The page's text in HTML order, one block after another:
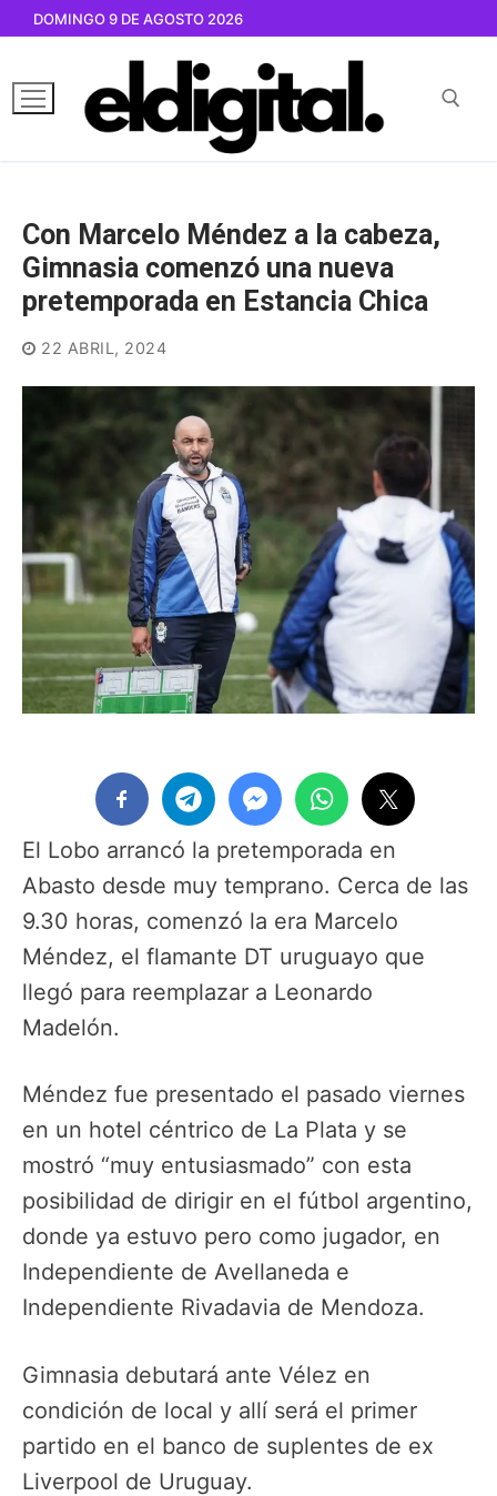
contenido
DOMINGO 9 DE AGOSTO 2026
Con Marcelo Méndez a la cabeza,
Gimnasia comenzó una nueva
pretemporada en Estancia Chica
22 ABRIL, 2024
El Lobo arrancó la pretemporada en
Abasto desde muy temprano. Cerca de las
9.30 horas, comenzó la era Marcelo
Méndez, el flamante DT uruguayo que
llegó para reemplazar a Leonardo
Madelón.
Méndez fue presentado el pasado viernes
en un hotel céntrico de La Plata y se
mostró “muy entusiasmado” con esta
posibilidad de dirigir en el fútbol argentino,
donde ya estuvo pero como jugador, en
Independiente de Avellaneda e
Independiente Rivadavia de Mendoza.
Gimnasia debutará ante Vélez en
condición de local y allí será el primer
partido en el banco de suplentes de ex
Liverpool de Uruguay.